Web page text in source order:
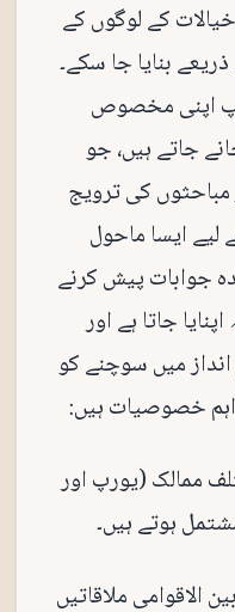
کے لوگوں کے
بنایا جا سکے۔
اپنی مخصوص
جاتے ہیں، جو
مباحثوں کی ترویج
ایسا ماحول
جوابات پیش کرنے
جاتا ہے اور
میں سوچنے کو
اہم خصوصیات ہیں:
ممالک (یورپ اور
ہوتے ہیں۔
الاقوامی ملاقاتیں